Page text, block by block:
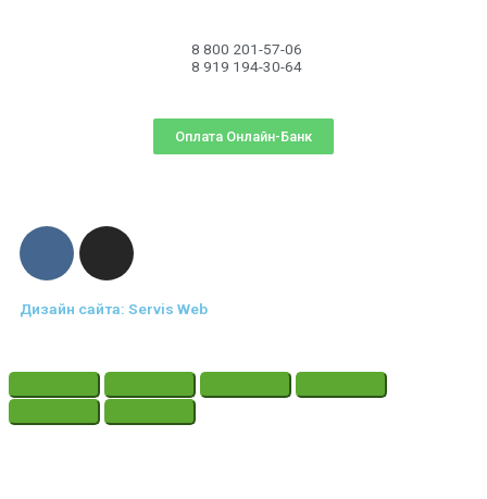
8 800 201-57-06
8 919 194-30-64
Оплата Онлайн-Банк
Дизайн сайта: Servis Web